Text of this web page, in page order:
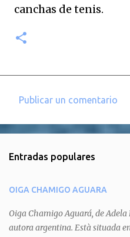
canchas de tenis.
e
t
a
r
Publicar un comentario
Entradas populares
OIGA CHAMIGO AGUARA
Oiga Chamigo Aguará, de
autora argentina. Està situada